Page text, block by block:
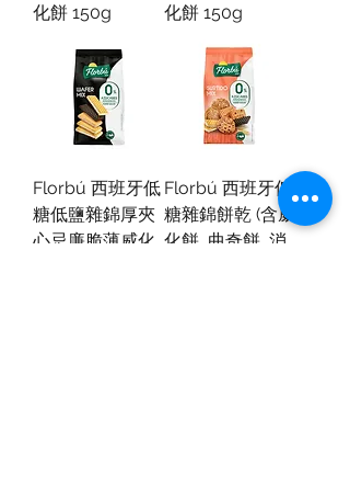
化餅 150g
化餅 150g
Florbú 西班牙低
糖低鹽雜錦厚夾
心忌廉脆薄威化
Florbú 西班牙低
糖雜錦餅乾 (含威
化餅, 曲奇餅, 消